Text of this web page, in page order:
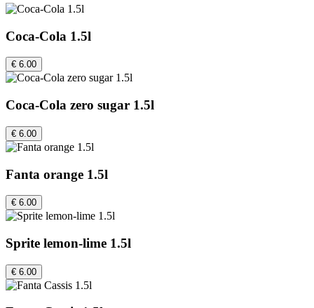
Coca-Cola 1.5l
€ 6.00
Coca-Cola zero sugar 1.5l
€ 6.00
Fanta orange 1.5l
€ 6.00
Sprite lemon-lime 1.5l
€ 6.00